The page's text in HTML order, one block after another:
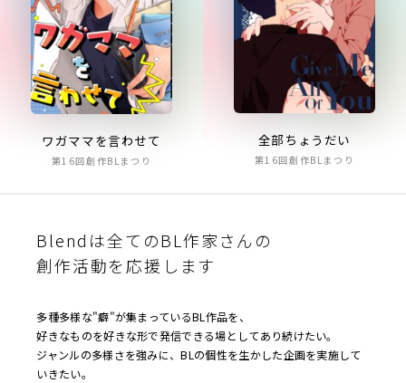
ワガママを言わせて
第16回創作BLまつり
全部ちょうだい
第16回創作BLまつり
Blendは全てのBL作家さんの
創作活動を応援します
多種多様な"癖"が集まっているBL作品を、
好きなものを好きな形で発信できる場としてあり続けたい。
ジャンルの多様さを強みに、BLの個性を生かした企画を実施して
いきたい。